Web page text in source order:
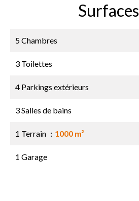
Surfaces
5 Chambres
3 Toilettes
4 Parkings extérieurs
3 Salles de bains
1 Terrain 1000 m²
1 Garage